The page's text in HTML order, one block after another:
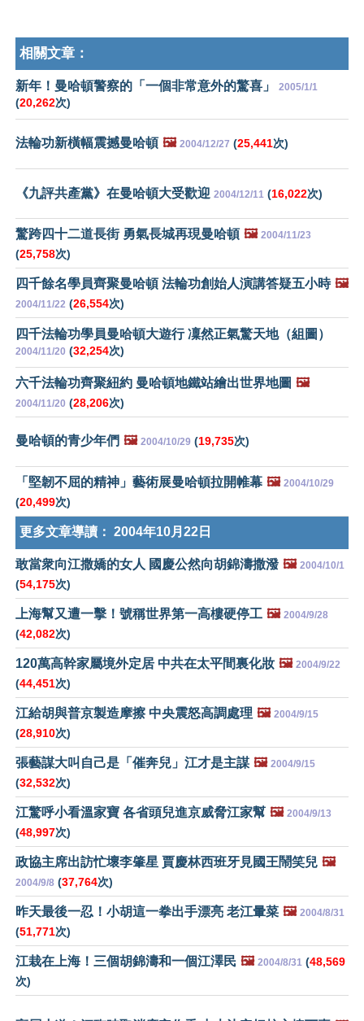
相關文章：
新年！曼哈頓警察的「一個非常意外的驚喜」 2005/1/1
(20,262次)
法輪功新橫幅震撼曼哈頓 🖼️ 2004/12/27 (25,441次)
《九評共產黨》在曼哈頓大受歡迎 2004/12/11 (16,022次)
驚跨四十二道長街 勇氣長城再現曼哈頓 🖼️ 2004/11/23
(25,758次)
四千餘名學員齊聚曼哈頓 法輪功創始人演講答疑五小時 🖼️
2004/11/22 (26,554次)
四千法輪功學員曼哈頓大遊行 凜然正氣驚天地（組圖）
2004/11/20 (32,254次)
六千法輪功齊聚紐約 曼哈頓地鐵站繪出世界地圖 🖼️
2004/11/20 (28,206次)
曼哈頓的青少年們 🖼️ 2004/10/29 (19,735次)
「堅韌不屈的精神」藝術展曼哈頓拉開帷幕 🖼️ 2004/10/29
(20,499次)
更多文章導讀： 2004年10月22日
敢當衆向江撒嬌的女人 國慶公然向胡錦濤撒潑 🖼️ 2004/10/1
(54,175次)
上海幫又遭一擊！號稱世界第一高樓硬停工 🖼️ 2004/9/28
(42,082次)
120萬高幹家屬境外定居 中共在太平間裏化妝 🖼️ 2004/9/22
(44,451次)
江給胡與普京製造摩擦 中央震怒高調處理 🖼️ 2004/9/15
(28,910次)
張藝謀大叫自己是「催奔兒」江才是主謀 🖼️ 2004/9/15
(32,532次)
江驚呼小看溫家寶 各省頭兒進京威脅江家幫 🖼️ 2004/9/13
(48,997次)
政協主席出訪忙壞李肇星 賈慶林西班牙見國王鬧笑兒 🖼️
2004/9/8 (37,764次)
昨天最後一忍！小胡這一拳出手漂亮 老江暈菜 🖼️ 2004/8/31
(51,771次)
江栽在上海！三個胡錦濤和一個江澤民 🖼️ 2004/8/31 (48,569
次)